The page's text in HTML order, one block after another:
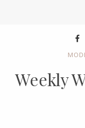
Weekly